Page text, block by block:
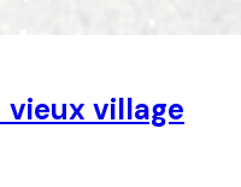
vieux village